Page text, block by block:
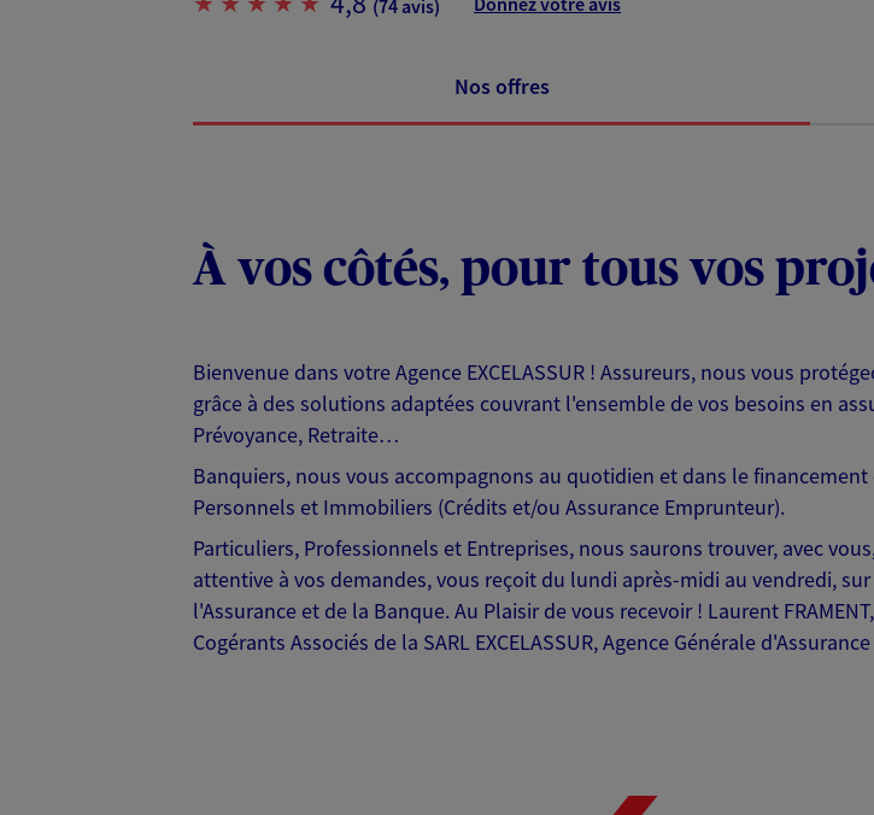
(74 avis)
Nos offres
À vos côtés, pour tous vos
Bienvenue dans votre Agence EXCELASSUR ! Assureurs, nous vous
grâce à des solutions adaptées couvrant l'ensemble de vos besoins en
Prévoyance, Retraite…
Banquiers, nous vous accompagnons au quotidien et dans le
Personnels et Immobiliers (Crédits et/ou Assurance Emprunteur).
Particuliers, Professionnels et Entreprises, nous saurons trouver, avec
attentive à vos demandes, vous reçoit du lundi après-midi au vendredi,
l'Assurance et de la Banque. Au Plaisir de vous recevoir ! Laurent FRAMENT,
Cogérants Associés de la SARL EXCELASSUR, Agence Générale